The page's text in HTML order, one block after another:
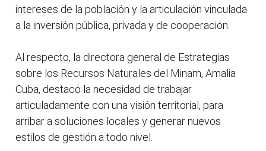
intereses de la población y la articulación vinculada
a la inversión pública, privada y de cooperación.
Al respecto, la directora general de Estrategias
sobre los Recursos Naturales del Minam, Amalia
Cuba, destacó la necesidad de trabajar
articuladamente con una visión territorial, para
arribar a soluciones locales y generar nuevos
estilos de gestión a todo nivel.